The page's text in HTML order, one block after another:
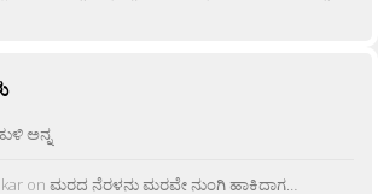
ಅನ್ನ
on ಮರದ ನೆರಳನು ಮರವೇ ನುಂಗಿ ಹಾಕಿದಾಗ…